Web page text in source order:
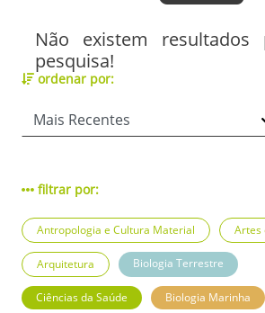
Não existem
pesquisa!
ordenar por:
filtrar por:
Antropologia e Cultura Material Artes
Arquitetura Biologia Terrestre
Ciências da Saúde Biologia Marinha